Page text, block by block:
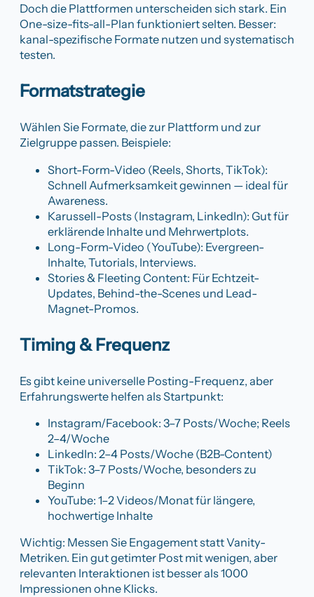
Doch die Plattformen unterscheiden sich stark. Ein
One-size-fits-all-Plan funktioniert selten. Besser:
kanal-spezifische Formate nutzen und systematisch
testen.
Formatstrategie
Wählen Sie Formate, die zur Plattform und zur
Zielgruppe passen. Beispiele:
Short-Form-Video (Reels, Shorts, TikTok):
Schnell Aufmerksamkeit gewinnen — ideal für
Awareness.
Karussell-Posts (Instagram, LinkedIn): Gut für
erklärende Inhalte und Mehrwertplots.
Long-Form-Video (YouTube): Evergreen-
Inhalte, Tutorials, Interviews.
Stories & Fleeting Content: Für Echtzeit-
Updates, Behind-the-Scenes und Lead-
Magnet-Promos.
Timing & Frequenz
Es gibt keine universelle Posting-Frequenz, aber
Erfahrungswerte helfen als Startpunkt:
Instagram/Facebook: 3–7 Posts/Woche; Reels
2–4/Woche
LinkedIn: 2–4 Posts/Woche (B2B-Content)
TikTok: 3–7 Posts/Woche, besonders zu
Beginn
YouTube: 1–2 Videos/Monat für längere,
hochwertige Inhalte
Wichtig: Messen Sie Engagement statt Vanity-
Metriken. Ein gut getimter Post mit wenigen, aber
relevanten Interaktionen ist besser als 1000
Impressionen ohne Klicks.